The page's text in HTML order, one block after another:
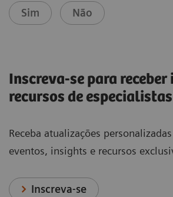
Sim Não
Inscreva-se para receber
recursos de especialistas
Receba atualizações
eventos, insights e recursos
Inscreva-se